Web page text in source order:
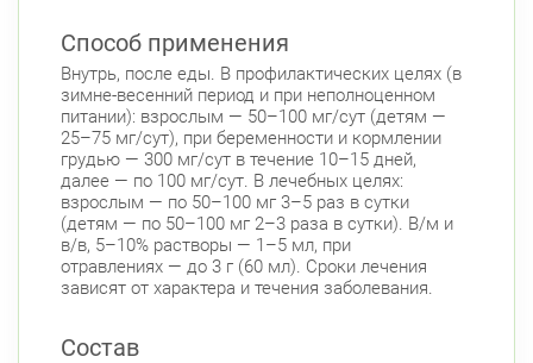
Савушкина ул., д.143
Беговая
пр. Королёва, д. 61 Круглосуточно
Комендантский пр.
Комендантский пр., д. 34 к. 1 Круглосуточно
Комендантский пр.
Комендантский пр. 67 Круглосуточно
Комендантский пр.
Коломяжский пр. 26 (Аллея Поликарпова, д.
Способ применения
Внутрь, после еды. В профилактических целях (в
зимне-весенний период и при неполноценном
питании): взрослым — 50–100 мг/сут (детям —
25–75 мг/сут), при беременности и кормлении
грудью — 300 мг/сут в течение 10–15 дней,
далее — по 100 мг/сут. В лечебных целях:
взрослым — по 50–100 мг 3–5 раз в сутки
(детям — по 50–100 мг 2–3 раза в сутки). В/м и
в/в, 5–10% растворы — 1–5 мл, при
отравлениях — до 3 г (60 мл). Сроки лечения
зависят от характера и течения заболевания.
Состав